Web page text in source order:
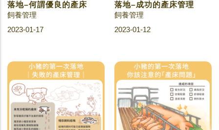
落地–何謂優良的產床
飼養管理
2023-01-17
落地–成功的產床管理
飼養管理
2023-01-12